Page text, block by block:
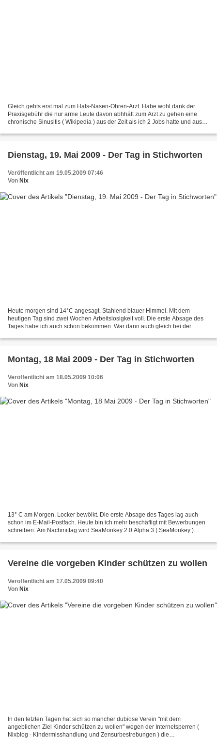
Gleich gehts erst mal zum Hals-Nasen-Ohren-Arzt. Habe wohl dank der
Praxisgebühr die nur arme Leute davon abhhält zum Arzt zu gehen eine
chronische Sinusitis ( Wikipedia ) aus der Zeit als ich 2 Jobs hatte und aus
Dienstag, 19. Mai 2009 - Der Tag in Stichworten
Veröffentlicht am 19.05.2009 07:46
Von Nix
Heute morgen sind 14°C angesagt. Stahlend blauer Himmel. Mit dem
heutigen Tag sind zwei Wochen Arbeitslosigkeit voll. Die erste Absage des
Tages habe ich auch schon bekommen. War dann auch gleich bei der
Montag, 18 Mai 2009 - Der Tag in Stichworten
Veröffentlicht am 18.05.2009 10:06
Von Nix
13° C am Morgen. Locker bewölkt. Die erste Absage des Tages lag auch
schon im E-Mail-Postfach. Heute bin ich mehr beschäftigt mit Bewerbungen
schreiben. Am Nachmittag wird SeaMonkey 2.0 Alpha 3 ( SeaMonkey )
Vereine die vorgeben Kinder schützen zu wollen
Veröffentlicht am 17.05.2009 09:40
Von Nix
In den letzten Tagen hat sich so mancher dubiose Verein "mit dem
angeblichen Ziel Kinder schützen zu wollen" wegen der Internetsperren (
Nixblog - Kindermisshandlung und Zensurbestrebungen ) die